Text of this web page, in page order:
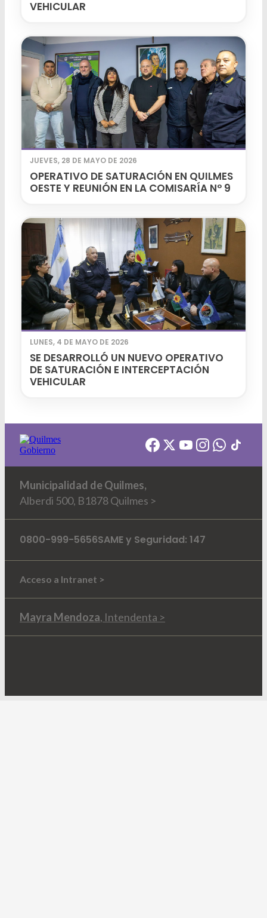
VEHICULAR
JUEVES, 28 DE MAYO DE 2026
OPERATIVO DE SATURACIÓN EN QUILMES
OESTE Y REUNIÓN EN LA COMISARÍA Nº 9
LUNES, 4 DE MAYO DE 2026
SE DESARROLLÓ UN NUEVO OPERATIVO
DE SATURACIÓN E INTERCEPTACIÓN
VEHICULAR
Municipalidad de Quilmes,
Alberdi 500, B1878 Quilmes >
0800-999-5656SAME y Seguridad: 147
Acceso a Intranet >
Mayra Mendoza, Intendenta >